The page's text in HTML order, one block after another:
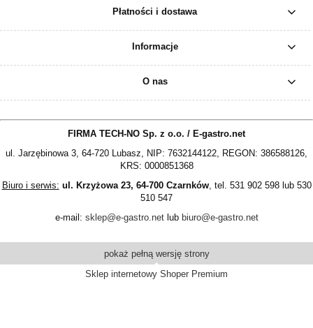
Płatności i dostawa
Informacje
O nas
FIRMA TECH-NO Sp. z o.o. / E-gastro.net
ul. Jarzębinowa 3, 64-720 Lubasz, NIP: 7632144122, REGON: 386588126,
KRS: 0000851368
Biuro i serwis: ul. Krzyżowa 23, 64-700 Czarnków, tel. 531 902 598 lub 530
510 547
e-mail: sklep@e-gastro.netlub biuro@e-gastro.net
pokaż pełną wersję strony
Sklep internetowy Shoper Premium